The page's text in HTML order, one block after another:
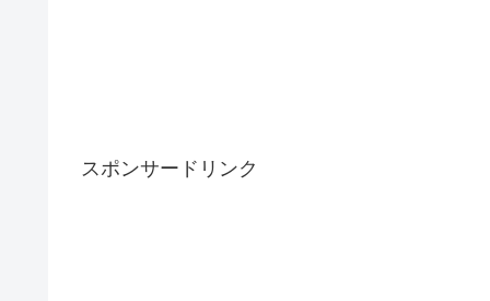
スポンサードリンク